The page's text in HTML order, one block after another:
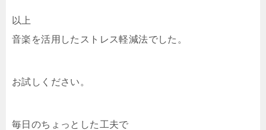
以上
音楽を活用したストレス軽減法でした。
お試しください。
毎日のちょっとした工夫で